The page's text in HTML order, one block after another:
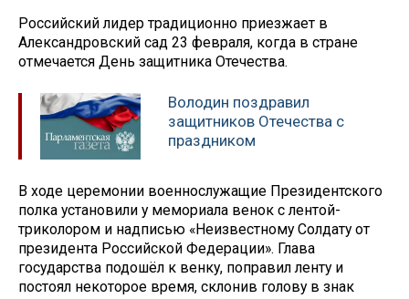
Российский лидер традиционно приезжает в
Александровский сад 23 февраля, когда в стране
отмечается День защитника Отечества.
Володин поздравил
защитников Отечества с
праздником
В ходе церемонии военнослужащие Президентского
полка установили у мемориала венок с лентой-
триколором и надписью «Неизвестному Солдату от
президента Российской Федерации». Глава
государства подошёл к венку, поправил ленту и
постоял некоторое время, склонив голову в знак